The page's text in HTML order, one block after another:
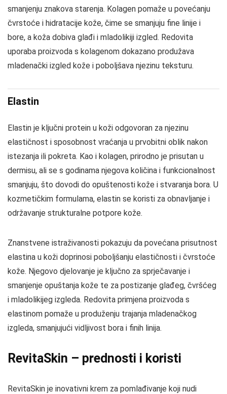
smanjenju znakova starenja. Kolagen pomaže u povećanju
čvrstoće i hidratacije kože, čime se smanjuju fine linije i
bore, a koža dobiva glađi i mladolikiji izgled. Redovita
uporaba proizvoda s kolagenom dokazano produžava
mladenački izgled kože i poboljšava njezinu teksturu.
Elastin
Elastin je ključni protein u koži odgovoran za njezinu
elastičnost i sposobnost vraćanja u prvobitni oblik nakon
istezanja ili pokreta. Kao i kolagen, prirodno je prisutan u
dermisu, ali se s godinama njegova količina i funkcionalnost
smanjuju, što dovodi do opuštenosti kože i stvaranja bora. U
kozmetičkim formulama, elastin se koristi za obnavljanje i
održavanje strukturalne potpore kože.
Znanstvene istraživanosti pokazuju da povećana prisutnost
elastina u koži doprinosi poboljšanju elastičnosti i čvrstoće
kože. Njegovo djelovanje je ključno za sprječavanje i
smanjenje opuštanja kože te za postizanje glađeg, čvršćeg
i mladolikijeg izgleda. Redovita primjena proizvoda s
elastinom pomaže u produženju trajanja mladenačkog
izgleda, smanjujući vidljivost bora i finih linija.
RevitaSkin – prednosti i koristi
RevitaSkin je inovativni krem za pomlađivanje koji nudi